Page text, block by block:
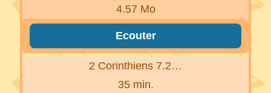
4.57 Mo
Ecouter
2 Corinthiens 7.2…
35 min.